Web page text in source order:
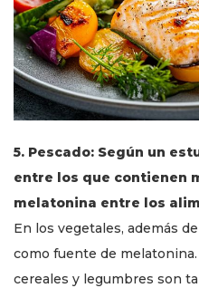
5. Pescado: Según un
entre los que contienen
melatonina entre los
En los vegetales, además
como fuente de
cereales y legumbres son